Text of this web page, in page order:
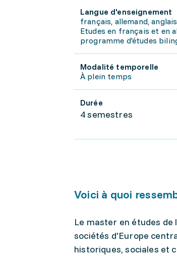
Langue d'enseignement
français, allemand, anglais
Etudes en français et en
programme d'études
Modalité temporelle
À plein temps
Durée
4 semestres
Voici à quoi
Le master en études
sociétés d'Europe
historiques, sociales et